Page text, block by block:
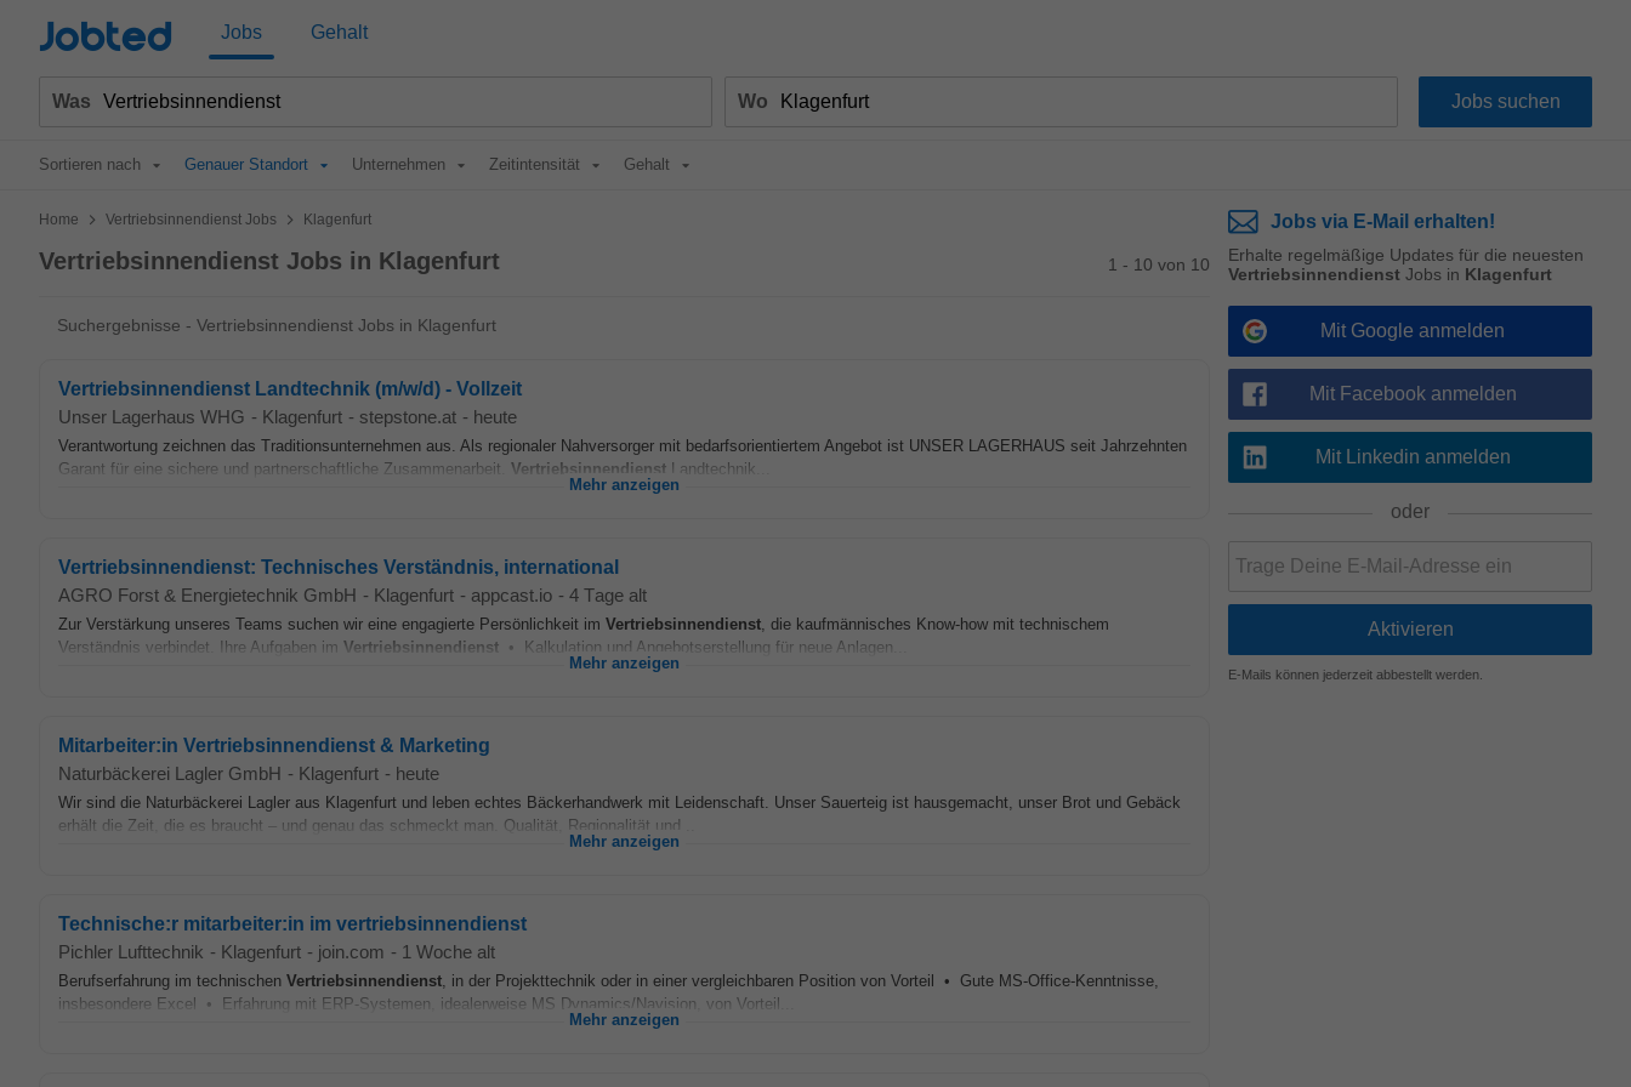
Jobted Jobs Gehalt
Was Wo
Sortieren nach Genauer Standort Unternehmen Zeitintensität Gehalt
Home > Vertriebsinnendienst Jobs > Klagenfurt
Vertriebsinnendienst Jobs in Klagenfurt 1 - 10 von 10
Suchergebnisse - Vertriebsinnendienst Jobs in Klagenfurt
Vertriebsinnendienst Landtechnik (m/w/d) - Vollzeit
Unser Lagerhaus WHG - Klagenfurt - stepstone.at - heute
Verantwortung zeichnen das Traditionsunternehmen aus. Als regionaler Nahversorger mit bedarfsorientiertem Angebot ist UNSER LAGERHAUS seit Jahrzehnten
Garant für eine sichere und partnerschaftliche Zusammenarbeit. Vertriebsinnendienst Landtechnik...
Mehr anzeigen
Vertriebsinnendienst: Technisches Verständnis, international
AGRO Forst & Energietechnik GmbH - Klagenfurt - appcast.io - 4 Tage alt
Zur Verstärkung unseres Teams suchen wir eine engagierte Persönlichkeit im Vertriebsinnendienst, die kaufmännisches Know‑how mit technischem
Verständnis verbindet. Ihre Aufgaben im Vertriebsinnendienst • Kalkulation und Angebotserstellung für neue Anlagen...
Mehr anzeigen
Mitarbeiter:in Vertriebsinnendienst & Marketing
Naturbäckerei Lagler GmbH - Klagenfurt - heute
Wir sind die Naturbäckerei Lagler aus Klagenfurt und leben echtes Bäckerhandwerk mit Leidenschaft. Unser Sauerteig ist hausgemacht, unser Brot und Gebäck
erhält die Zeit, die es braucht – und genau das schmeckt man. Qualität, Regionalität und...
Mehr anzeigen
Technische:r mitarbeiter:in im vertriebsinnendienst
Pichler Lufttechnik - Klagenfurt - join.com - 1 Woche alt
Berufserfahrung im technischen Vertriebsinnendienst, in der Projekttechnik oder in einer vergleichbaren Position von Vorteil • Gute MS-Office-Kenntnisse,
insbesondere Excel • Erfahrung mit ERP-Systemen, idealerweise MS Dynamics/Navision, von Vorteil...
Mehr anzeigen
Jobs via E-Mail erhalten!
Erhalte regelmäßige Updates für die neuesten
Vertriebsinnendienst Jobs in Klagenfurt
Mit Google anmelden
Mit Facebook anmelden
Mit Linkedin anmelden
oder
E-Mails können jederzeit abbestellt werden.